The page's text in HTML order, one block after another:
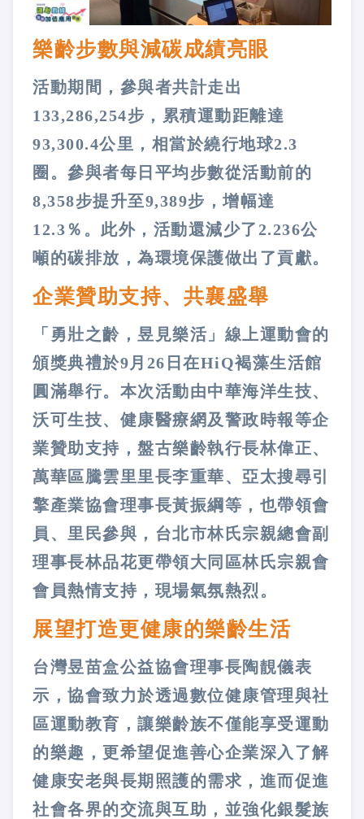
樂齡步數與減碳成績亮眼
活動期間，參與者共計走出
133,286,254步，累積運動距離達
93,300.4公里，相當於繞行地球2.3
圈。參與者每日平均步數從活動前的
8,358步提升至9,389步，增幅達
12.3％。此外，活動還減少了2.236公
噸的碳排放，為環境保護做出了貢獻。
企業贊助支持、共襄盛舉
「勇壯之齡，昱見樂活」線上運動會的
頒獎典禮於9月26日在HiQ褐藻生活館
圓滿舉行。本次活動由中華海洋生技、
沃可生技、健康醫療網及警政時報等企
業贊助支持，盤古樂齡執行長林偉正、
萬華區騰雲里里長李重華、亞太搜尋引
擎產業協會理事長黃振綱等，也帶領會
員、里民參與，台北市林氏宗親總會副
理事長林品花更帶領大同區林氏宗親會
會員熱情支持，現場氣氛熱烈。
展望打造更健康的樂齡生活
台灣昱苗盒公益協會理事長陶靚儀表
示，協會致力於透過數位健康管理與社
區運動教育，讓樂齡族不僅能享受運動
的樂趣，更希望促進善心企業深入了解
健康安老與長期照護的需求，進而促進
社會各界的交流與互助，並強化銀髮族